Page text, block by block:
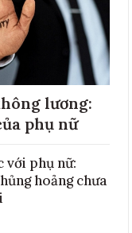
lương:
phụ nữ
với phụ nữ:
hoảng chưa